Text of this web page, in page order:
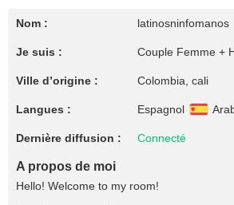
Nom : latinosninfomanos
Je suis : Couple Femme +
Ville d’origine : Colombia, cali
Langues : Espagnol
Dernière diffusion : Connecté
A propos de moi
Hello! Welcome to my room!